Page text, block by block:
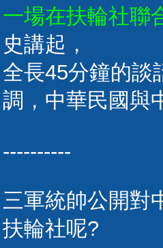
一場在扶輪社聯
史講起，
全長45分鐘的談
調，中華民國與
----------
三軍統帥公開對
扶輪社呢?